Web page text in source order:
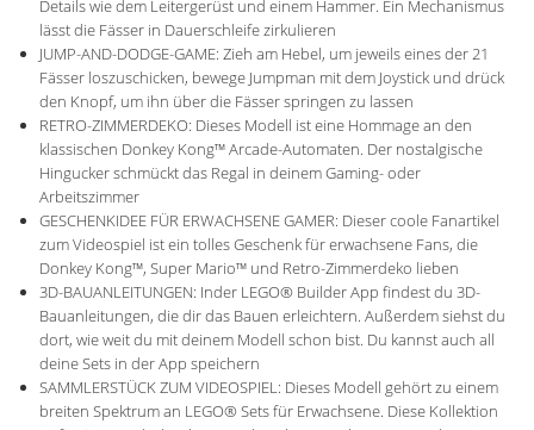
Details wie dem Leitergerüst und einem Hammer. Ein Mechanismus
lässt die Fässer in Dauerschleife zirkulieren
JUMP-AND-DODGE-GAME: Zieh am Hebel, um jeweils eines der 21
Fässer loszuschicken, bewege Jumpman mit dem Joystick und drück
den Knopf, um ihn über die Fässer springen zu lassen
RETRO-ZIMMERDEKO: Dieses Modell ist eine Hommage an den
klassischen Donkey Kong™ Arcade-Automaten. Der nostalgische
Hingucker schmückt das Regal in deinem Gaming- oder
Arbeitszimmer
GESCHENKIDEE FÜR ERWACHSENE GAMER: Dieser coole Fanartikel
zum Videospiel ist ein tolles Geschenk für erwachsene Fans, die
Donkey Kong™, Super Mario™ und Retro-Zimmerdeko lieben
3D-BAUANLEITUNGEN: Inder LEGO® Builder App findest du 3D-
Bauanleitungen, die dir das Bauen erleichtern. Außerdem siehst du
dort, wie weit du mit deinem Modell schon bist. Du kannst auch all
deine Sets in der App speichern
SAMMLERSTÜCK ZUM VIDEOSPIEL: Dieses Modell gehört zu einem
breiten Spektrum an LEGO® Sets für Erwachsene. Diese Kollektion